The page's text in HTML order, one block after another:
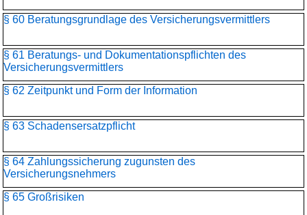
§ 60 Beratungsgrundlage des Versicherungsvermittlers
§ 61 Beratungs- und Dokumentationspflichten des
Versicherungsvermittlers
§ 62 Zeitpunkt und Form der Information
§ 63 Schadensersatzpflicht
§ 64 Zahlungssicherung zugunsten des
Versicherungsnehmers
§ 65 Großrisiken